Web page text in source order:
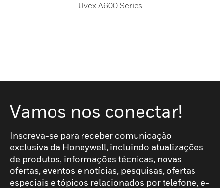
Uvex A600 Series
Vamos nos conectar!
Inscreva-se para receber comunicação
exclusiva da Honeywell, incluindo atualizações
de produtos, informações técnicas, novas
ofertas, eventos e notícias, pesquisas, ofertas
especiais e tópicos relacionados por telefone, e-